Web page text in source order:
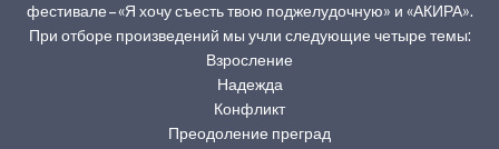
фестивале – «Я хочу съесть твою поджелудочную» и «АКИРА».
При отборе произведений мы учли следующие четыре темы:
Взросление
Надежда
Конфликт
Преодоление преград